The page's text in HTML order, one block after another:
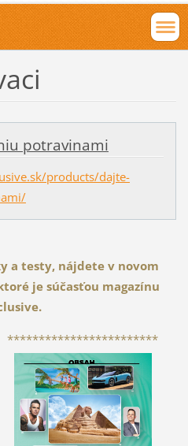
potravinami
products/dajte-
a testy, nájdete v novom
je súčasťou magazínu
************************